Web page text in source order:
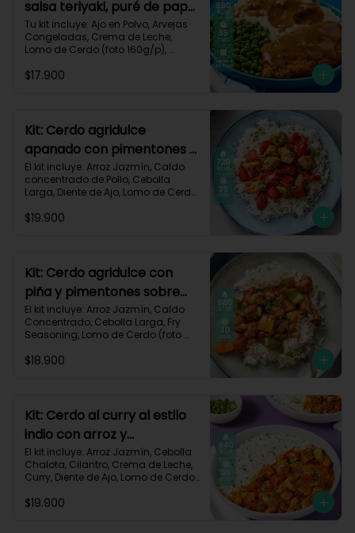
salsa teriyaki, puré de papa
al ajillo y arvejas-150
Tu kit incluye: Ajo en Polvo, Arvejas
Congeladas, Crema de Leche,
Lomo de Cerdo (foto 160g/p),
Pastusa, Salsa teriyaki, Receta
Grasas 45g | Proteínas 40g
$17.900
Kit: Cerdo agridulce
apanado con pimentones y
arroz jazmín-116
El kit incluye: Arroz Jazmín, Caldo
concentrado de Pollo, Cebolla
Larga, Diente de Ajo, Lomo de Cerdo
Pimentón Rojo, Salsa de Soya,
Carbohidratos 87g | Grasas 21g |
Proteínas 44g
$19.900
Kit: Cerdo agridulce con
piña y pimentones sobre
arroz jazmín-101
El kit incluye: Arroz Jazmín, Caldo
Concentrado, Cebolla Larga, Fry
Seasoning, Lomo de Cerdo (foto
Piña, Salsa de Soya, Vinagre de
Proteínas 41g
$18.900
Kit: Cerdo al curry al estilo
indio con arroz y
pimentón-73
El kit incluye: Arroz Jazmín, Cebolla
Chalota, Cilantro, Crema de Leche,
Curry, Diente de Ajo, Lomo de Cerdo
Rojo, Sour Cream, Receta Impresa.
$19.900